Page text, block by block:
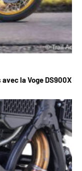
la Voge DS900X